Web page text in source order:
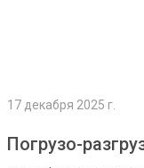
17 декабря 2025 г.
Погрузо-